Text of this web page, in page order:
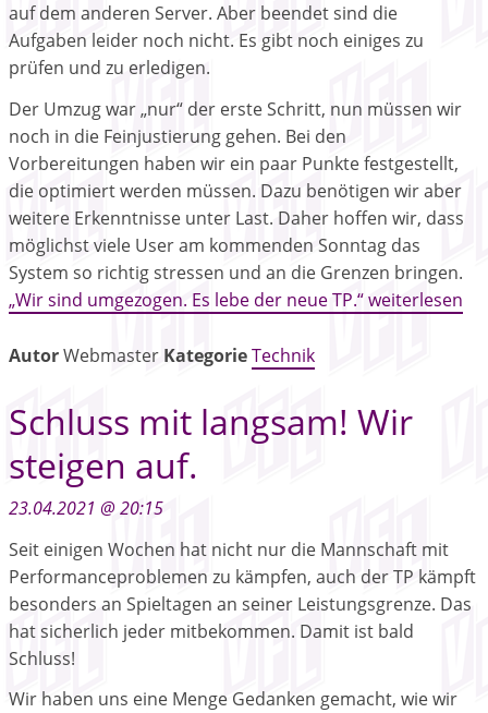
auf dem anderen Server. Aber beendet sind die
Aufgaben leider noch nicht. Es gibt noch einiges zu
prüfen und zu erledigen.
Der Umzug war „nur“ der erste Schritt, nun müssen wir
noch in die Feinjustierung gehen. Bei den
Vorbereitungen haben wir ein paar Punkte festgestellt,
die optimiert werden müssen. Dazu benötigen wir aber
weitere Erkenntnisse unter Last. Daher hoffen wir, dass
möglichst viele User am kommenden Sonntag das
System so richtig stressen und an die Grenzen bringen.
„Wir sind umgezogen. Es lebe der neue TP.“ weiterlesen
AutorWebmaster KategorieTechnik
Schluss mit langsam! Wir
steigen auf.
23.04.2021 @ 20:15
Seit einigen Wochen hat nicht nur die Mannschaft mit
Performanceproblemen zu kämpfen, auch der TP kämpft
besonders an Spieltagen an seiner Leistungsgrenze. Das
hat sicherlich jeder mitbekommen. Damit ist bald
Schluss!
Wir haben uns eine Menge Gedanken gemacht, wie wir